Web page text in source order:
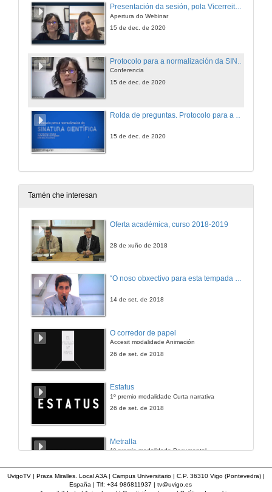
Presentación da sesión, pola Vicerreitora de Investigación da Universidade de Vigo
Apertura do Webinar
15 de dec. de 2020
Conferencia
15 de dec. de 2020
Rolda de preguntas. Protocolo para a normalización da SINATURA CIENTÍFICA, protagonizado Ana Martínez Piñeiro
15 de dec. de 2020
Tamén che interesan
Oferta académica, curso 2018-2019
28 de xuño de 2018
“O noso obxectivo para esta tempada é manter a categoría”
14 de set. de 2018
O corredor de papel
Accesit modalidade Animación
26 de set. de 2018
Estatus
1º premio modalidade Curta narrativa
26 de set. de 2018
Metralla
1º premio modalidade Documental
UvigoTV | Praza Miralles. Local A3A | Campus Universitario | C.P. 36310 Vigo (Pontevedra) |
España | Tlf: +34 986811937 | tv@uvigo.es